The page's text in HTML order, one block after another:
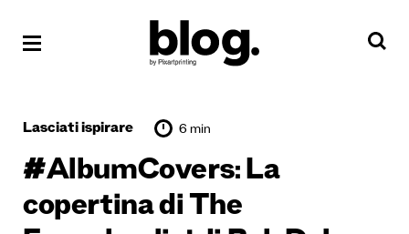
Lasciati ispirare 6 min
#AlbumCovers: La
copertina di The